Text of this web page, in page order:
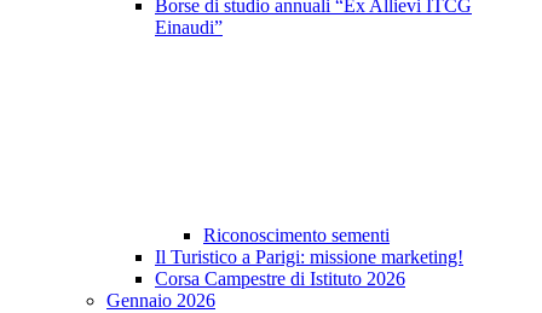
Borse di studio annuali “Ex Allievi ITCG
Einaudi”
Riconoscimento sementi
Il Turistico a Parigi: missione marketing!
Corsa Campestre di Istituto 2026
Gennaio 2026